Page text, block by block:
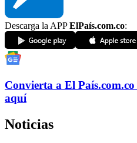
Descarga la APPElPaís.com.co:
Convierta a El País.com.co
aquí
Noticias